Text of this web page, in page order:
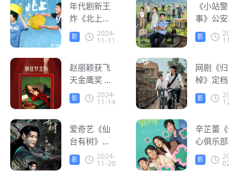
年代剧新王
炸《北上》
央视黄金档
即将播出，
么追剧？
影
2024-
11-11
赵丽颖获飞
天金鹰奖 人
在美国怎么
看《风吹半
影
2024-
11-14
爱奇艺《仙
台有树》已
获发行许可
海外党不能
影
2024-
11-20
《小站警
事》公
材轻喜
势来袭
来！
影
网剧《归
棹》定
月24日
海外华
剧？
影
辛芷蕾
心俱乐
月2日开
海外华
影